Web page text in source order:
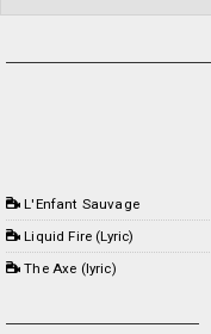
L'Enfant Sauvage
Liquid Fire (Lyric)
The Axe (lyric)